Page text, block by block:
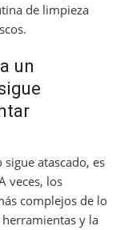
de limpieza
un
atascado, es
veces, los
complejos de lo
y la